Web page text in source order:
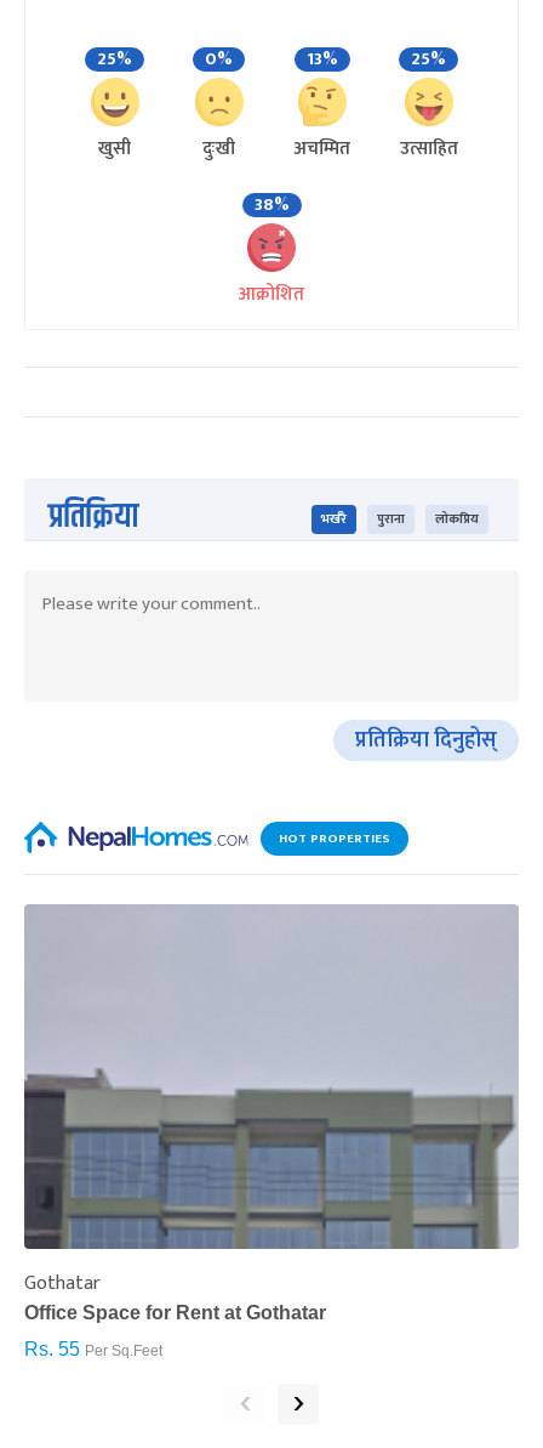
25%
खुसी
0%
दुःखी
13%
अचम्मित
25%
उत्साहित
38%
आक्रोशित
प्रतिक्रिया भर्खरै पुराना लोकप्रिय
प्रतिक्रिया दिनुहोस्
HOT PROPERTIES
Gothatar
Office Space for Rent at Gothatar
Rs. 55 Per Sq.Feet
‹ ›